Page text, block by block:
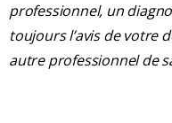
professionnel, un
toujours l’avis de votre
autre professionnel de